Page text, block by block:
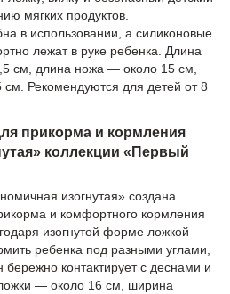
мягких продуктов.
в использовании, а силиконовые
лежат в руке ребенка. Длина
см, длина ножа — около 15 см,
Рекомендуются для детей от 8
прикорма и кормления
коллекции «Первый
изогнутая» создана
и комфортного кормления
изогнутой форме ложкой
ребенка под разными углами,
контактирует с деснами и
— около 16 см, ширина